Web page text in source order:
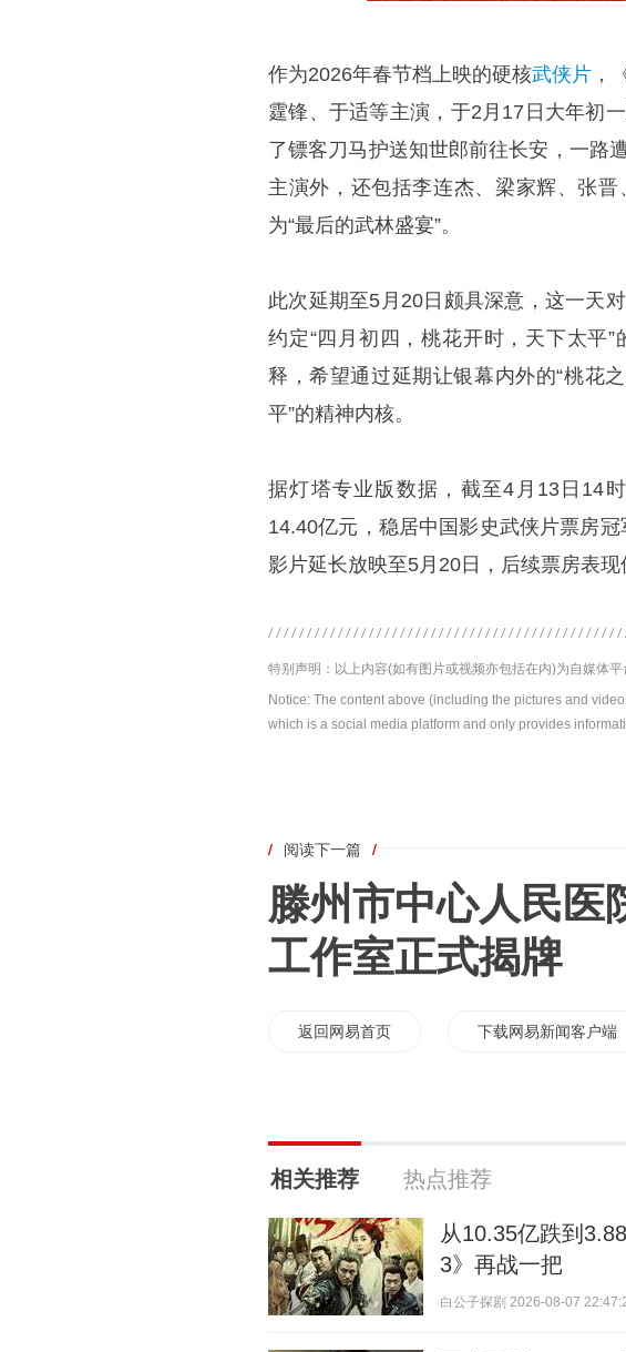
作为2026年春节档上映的硬核武侠片 ，
霆锋、于适等主演，于2月17日大年初
了镖客刀马护送知世郎前往长安，一路
主演外，还包括李连杰、梁家辉、张
为“最后的武林盛宴”。
此次延期至5月20日颇具深意，这一天
约定“四月初四，桃花开时，天下太平
释，希望通过延期让银幕内外的“桃花
平”的精神内核。
据灯塔专业版数据，截至4月13日14
14.40亿元，稳居中国影史武侠片票房
影片延长放映至5月20日，后续票房表现
特别声明：以上内容(如有图片或视频亦包括在内)为自媒体
Notice: The content above (including the pictures and
which is a social media platform and only provides
/ 阅读下一篇 /
滕州市中心人民医
工作室正式揭牌
返回网易首页 下载网易新闻客户端
相关推荐 热点推荐
从10.35亿跌到
3》再战一把
白公子探剧 2026-08-07